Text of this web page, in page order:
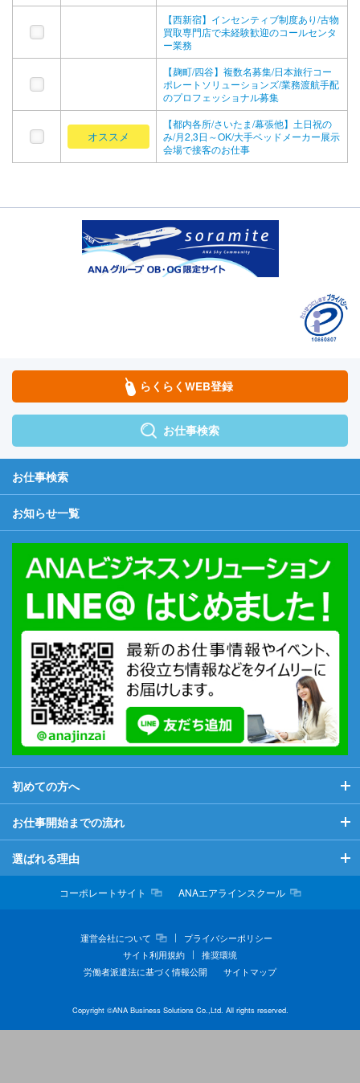
【西新宿】インセンティブ制度あり/古物
買取専門店で未経験歓迎のコールセンタ
ー業務
【麹町/四谷】複数名募集/日本旅行コー
ポレートソリューションズ/業務渡航手配
のプロフェッショナル募集
オススメ
【都内各所/さいたま/幕張他】土日祝の
み/月2,3日～OK/大手ベッドメーカー展示
会場で接客のお仕事
らくらくWEB登録
お仕事検索
お仕事検索
お知らせ一覧
初めての方へ
初めての方へ
当社が初めての方へ
希望のお仕事につくために
職業紹介について
お仕事開始までの流れ
お仕事開始までの流れ
マイページについて
選ばれる理由
選ばれる理由コーポレートサイト ANAエアラインスクール
運営会社について
プライバシーポリシー
サイト利用規約
推奨環境
労働者派遣法に基づく情報公開
サイトマップ
Copyright ©ANA Business Solutions Co.,Ltd. All rights reserved.